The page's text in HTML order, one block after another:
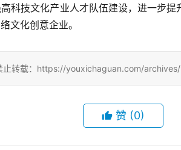
科技文化产业人才队伍建设，进一步
文化创意企业。
止转载：https://youxichaguan.com/
赞 (0)